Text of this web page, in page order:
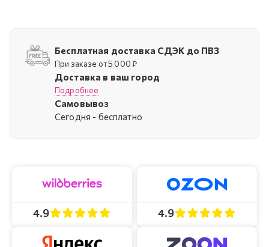
Бесплатная доставка СДЭК до ПВЗ
При заказе от 5 000 ₽
Доставка в ваш город
Подробнее
Самовывоз
Cегодня - бесплатно
4.9 4.9